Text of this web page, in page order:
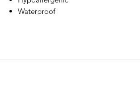
Waterproof